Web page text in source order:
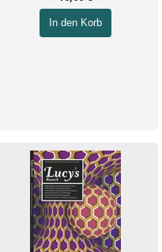
In den Korb